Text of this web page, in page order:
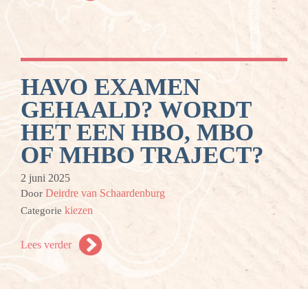
HAVO EXAMEN
GEHAALD? WORDT
HET EEN HBO, MBO
OF MHBO TRAJECT?
2 juni 2025
Door Deirdre van Schaardenburg
Categorie kiezen
Lees verder